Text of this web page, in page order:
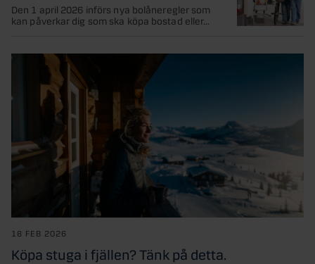
Den 1 april 2026 införs nya bolåneregler som
kan påverkar dig som ska köpa bostad eller...
18 FEB 2026
Köpa stuga i fjällen? Tänk på detta.